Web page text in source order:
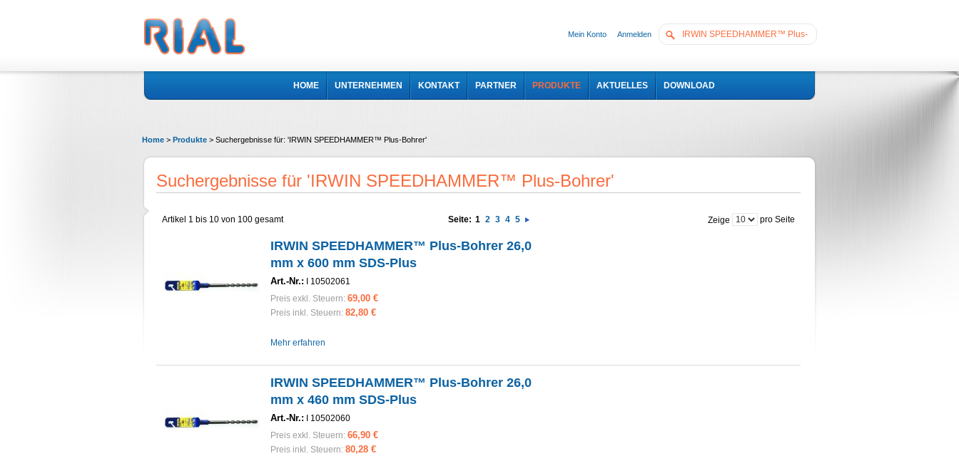
Mein Konto Anmelden
HOME UNTERNEHMEN KONTAKT PARTNER PRODUKTE AKTUELLES DOWNLOAD
Home > Produkte > Suchergebnisse für: 'IRWIN SPEEDHAMMER™ Plus-Bohrer'
Suchergebnisse für 'IRWIN SPEEDHAMMER™ Plus-Bohrer'
Artikel 1 bis 10 von 100 gesamt Zeige pro Seite
Seite: 1 2 3 4 5
IRWIN SPEEDHAMMER™ Plus-Bohrer 26,0
mm x 600 mm SDS-Plus
Art.-Nr.: I 10502061
Preis exkl. Steuern: 69,00 €
Preis inkl. Steuern: 82,80 €
Mehr erfahren
IRWIN SPEEDHAMMER™ Plus-Bohrer 26,0
mm x 460 mm SDS-Plus
Art.-Nr.: I 10502060
Preis exkl. Steuern: 66,90 €
Preis inkl. Steuern: 80,28 €